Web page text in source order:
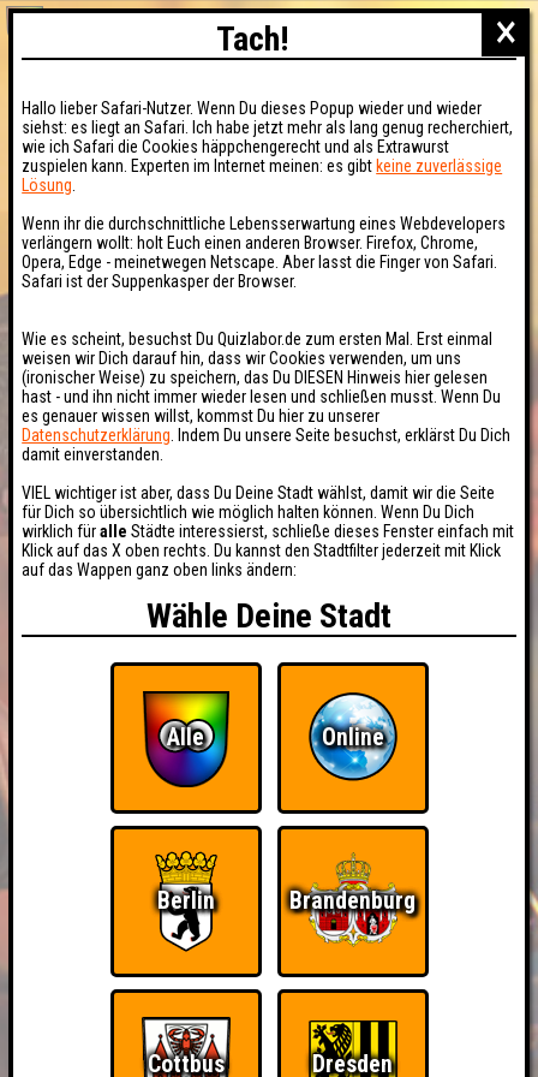
×
Tach!
Hallo lieber Safari-Nutzer. Wenn Du dieses Popup wieder und wieder
siehst: es liegt an Safari. Ich habe jetzt mehr als lang genug recherchiert,
wie ich Safari die Cookies häppchengerecht und als Extrawurst
zuspielen kann. Experten im Internet meinen: es gibt keine zuverlässige
Lösung
Wenn ihr die durchschnittliche Lebensserwartung eines Webdevelopers
verlängern wollt: holt Euch einen anderen Browser. Firefox, Chrome,
Opera, Edge - meinetwegen Netscape. Aber lasst die Finger von Safari.
Safari ist der Suppenkasper der Browser.
Wie es scheint, besuchst Du Quizlabor.de zum ersten Mal. Erst einmal
weisen wir Dich darauf hin, dass wir Cookies verwenden, um uns
(ironischer Weise) zu speichern, das Du DIESEN Hinweis hier gelesen
hast - und ihn nicht immer wieder lesen und schließen musst. Wenn Du
es genauer wissen willst, kommst Du hier zu unserer
Datenschutzerklärung . Indem Du unsere Seite besuchst, erklärst Du Dich
damit einverstanden.
VIEL wichtiger ist aber, dass Du Deine Stadt wählst, damit wir die Seite
für Dich so übersichtlich wie möglich halten können. Wenn Du Dich
wirklich füralle Städte interessierst, schließe dieses Fenster einfach mit
Klick auf das X oben rechts. Du kannst den Stadtfilter jederzeit mit Klick
auf das Wappen ganz oben links ändern:
Wähle Deine Stadt
Alle Online
Berlin Brandenburg
Cottbus Dresden